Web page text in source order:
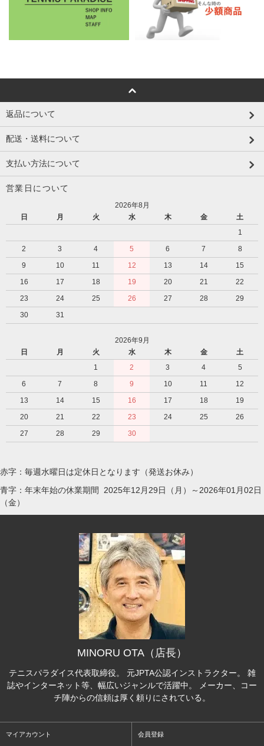
返品について
配送・送料について
支払い方法について
営業日について
2026年8月
日
月 火 水 木 金
土
1
2
3 4 5 6 7
8
9
10 11 12 13 14
15
16
17 18 19 20 21
22
23
24 25 26 27 28
29
30
31
2026年9月
日
月 火 水 木 金
土
1
2 3 4
5
6
7 8 9 10 11
12
13
14 15 16 17 18
19
20
21 22 23 24 25
26
27
28 29 30
赤字：毎週水曜日は定休日となります（発送お休み）
青字：年末年始の休業期間 2025年12月29日（月）～2026年01月02日
（金）
MINORU OTA（店長）
テニスパラダイス代表取締役。 元JPTA公認インストラクター。 雑
誌やインターネット等、幅広いジャンルで活躍中。 メーカー、コー
チ陣からの信頼は厚く頼りにされている。
マイアカウント 会員登録